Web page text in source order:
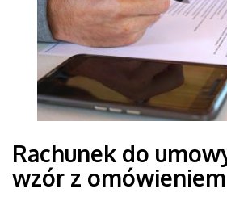
Rachunek do
wzór z omówieniem